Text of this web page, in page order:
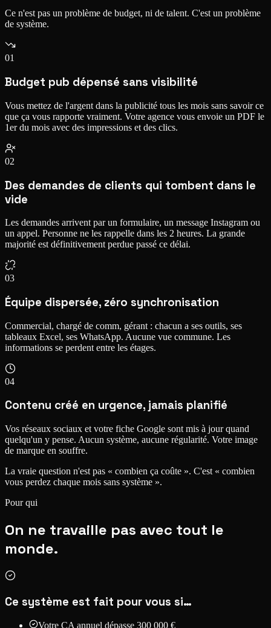
Ce n'est pas un problème de budget, ni de talent. C'est un problème
de système.
01
Budget pub dépensé sans visibilité
Vous mettez de l'argent dans la publicité tous les mois sans savoir ce
que ça vous rapporte vraiment. Votre agence vous envoie un PDF le
1er du mois avec des impressions et des clics.
02
Des demandes de clients qui tombent dans le
vide
Les demandes arrivent par un formulaire, un message Instagram ou
un appel. Personne ne les rappelle dans les 2 heures. La grande
majorité est définitivement perdue passé ce délai.
03
Équipe dispersée, zéro synchronisation
Commercial, chargé de comm, gérant : chacun a ses outils, ses
tableaux Excel, ses WhatsApp. Aucune vue commune. Les
informations se perdent entre les étages.
04
Contenu créé en urgence, jamais planifié
Vos réseaux sociaux et votre fiche Google sont mis à jour quand
quelqu'un y pense. Aucun système, aucune régularité. Votre image
de marque en souffre.
La vraie question n'est pas « combien ça coûte ». C'est « combien
vous perdez chaque mois sans système ».
Pour qui
On ne travaille pas avec tout le
monde.
Ce système est fait pour vous si…
Votre CA annuel dépasse 300 000 €